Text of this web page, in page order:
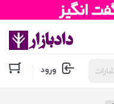
ورود